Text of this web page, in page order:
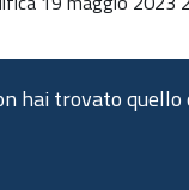
hai trovato quello